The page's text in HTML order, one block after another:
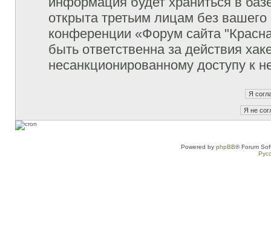
открыта третьим лицам без
конференции «Форум сайта
быть ответственна за действия
несанкционированному доступу к
Powered by phpBB® Forum